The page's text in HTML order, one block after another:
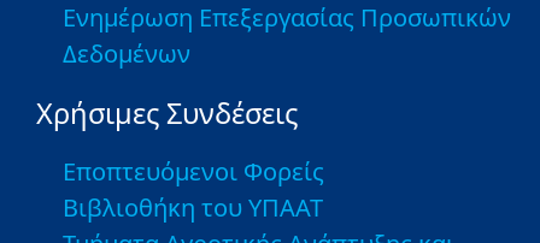
Ενημέρωση Επεξεργασίας Προσωπικών
Δεδομένων
Χρήσιμες Συνδέσεις
Εποπτευόμενοι Φορείς
Βιβλιοθήκη του ΥΠΑΑΤ